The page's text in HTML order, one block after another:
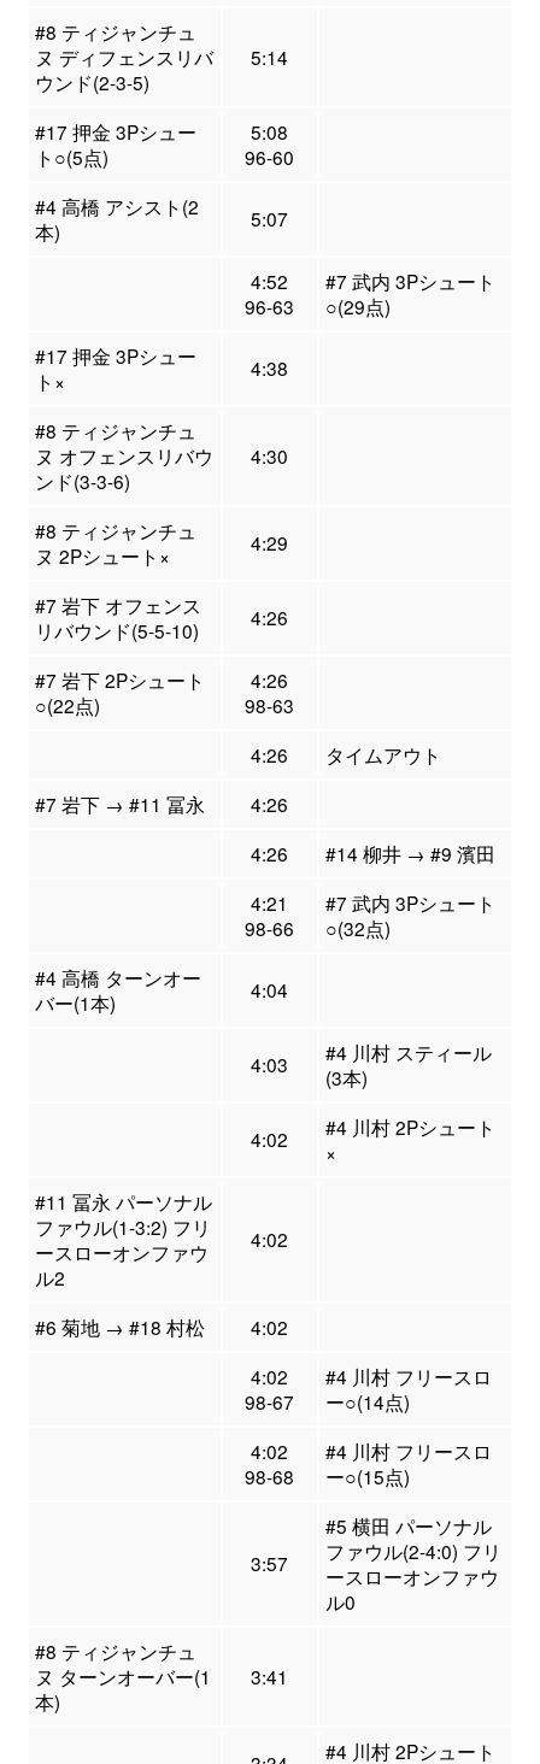
#8 ティジャンチュ
ヌ ディフェンスリバ
ウンド(2-3-5)
5:14
#17 押金 3Pシュー
ト○(5点)
5:08
96-60
#4 高橋 アシスト(2
本)
5:07
4:52
96-63
#7 武内 3Pシュート
○(29点)
#17 押金 3Pシュー
ト×
4:38
#8 ティジャンチュ
ヌ オフェンスリバウ
ンド(3-3-6)
4:30
#8 ティジャンチュ
ヌ 2Pシュート×
4:29
#7 岩下 オフェンス
リバウンド(5-5-10)
4:26
#7 岩下 2Pシュート
○(22点)
4:26
98-63
4:26
タイムアウト
#7 岩下 → #11 冨永
4:26
4:26
#14 柳井 → #9 濱田
4:21
98-66
#7 武内 3Pシュート
○(32点)
#4 高橋 ターンオー
バー(1本)
4:04
4:03
#4 川村 スティール
(3本)
4:02
#4 川村 2Pシュート
×
#11 冨永 パーソナル
ファウル(1-3:2) フリ
ースローオンファウ
ル2
4:02
#6 菊地 → #18 村松
4:02
4:02
98-67
#4 川村 フリースロ
ー○(14点)
4:02
98-68
#4 川村 フリースロ
ー○(15点)
3:57
#5 横田 パーソナル
ファウル(2-4:0) フリ
ースローオンファウ
ル0
#8 ティジャンチュ
ヌ ターンオーバー(1
本)
3:41
#4 川村 2Pシュート